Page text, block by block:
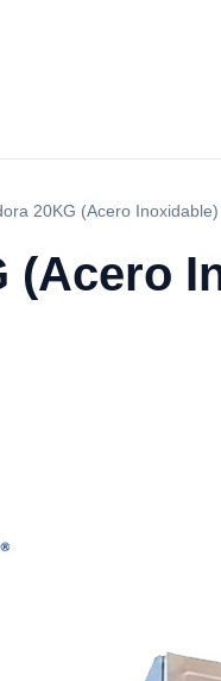
20KG (Acero
(Acero